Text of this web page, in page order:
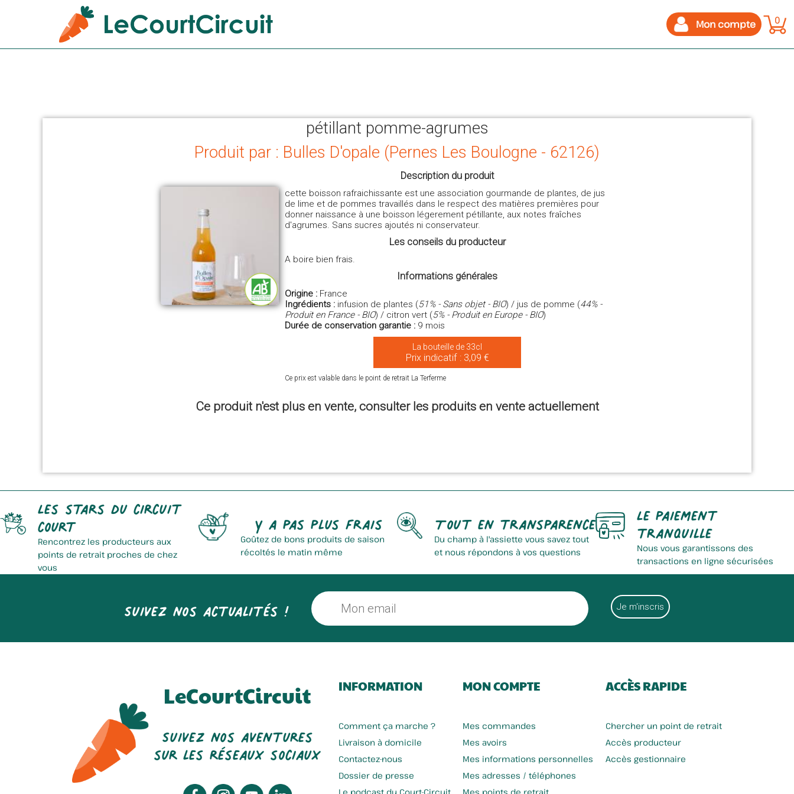
Mon compte 0
pétillant pomme-agrumes
Produit par : Bulles D'opale (Pernes Les Boulogne - 62126)
Description du produit
cette boisson rafraichissante est une association gourmande de plantes, de jus
de lime et de pommes travaillés dans le respect des matières premières pour
donner naissance à une boisson légerement pétillante, aux notes fraîches
d'agrumes. Sans sucres ajoutés ni conservateur.
Les conseils du producteur
A boire bien frais.
Informations générales
Origine : France
Ingrédients : infusion de plantes (51% - Sans objet - BIO) / jus de pomme (44% -
Produit en France - BIO) / citron vert (5% - Produit en Europe - BIO)
Durée de conservation garantie : 9 mois
La bouteille de 33cl
Prix indicatif : 3,09 €
Ce prix est valable dans le point de retrait La Terferme
Ce produit n'est plus en vente, consulter les produits en vente actuellement
Les stars du circuit
court
Rencontrez les producteurs aux
points de retrait proches de chez
vous
Y a pas plus frais
Goûtez de bons produits de saison
récoltés le matin même
Tout en transparence
Du champ à l'assiette vous savez tout
et nous répondons à vos questions
Le paiement
tranquille
Nous vous garantissons des
transactions en ligne sécurisées
Suivez nos actualités !
LeCourtCircuit
Suivez nos aventures
sur les réseaux sociaux
INFORMATION
Comment ça marche ?
Livraison à domicile
Contactez-nous
Dossier de presse
MON COMPTE
Mes commandes
Mes avoirs
Mes informations personnelles
Mes adresses / téléphones
ACCÈS RAPIDE
Chercher un point de retrait
Accès producteur
Accès gestionnaire